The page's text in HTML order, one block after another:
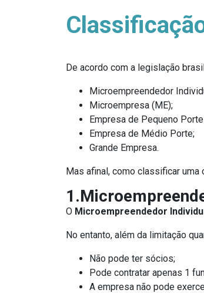
De acordo com a legislação
Microempreendedor
Microempresa (ME);
Empresa de Pequeno
Empresa de Médio Porte;
Grande Empresa.
Mas afinal, como classificar uma
O Microempreendedor
No entanto, além da limitação
Não pode ter sócios;
Pode contratar apenas 1
A empresa não pode